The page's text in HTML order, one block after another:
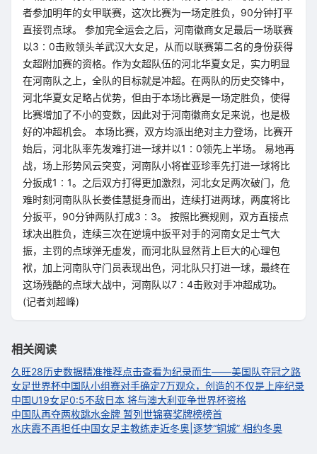
者参加明年的女甲联赛，这次比赛为一场定胜负，90分钟打平
直接罚点球。 参加完全运会之后，河南徽商女足最后一场联赛
以3∶0击败领头羊武汉大女足，从而以联赛第二名的身份获得
女超附加赛的资格。作为女超队伍的河北华夏女足，实力明显
在河南队之上，全队的目标就是冲超。在两队的历史交锋中，
河北华夏女足略占优势，但由于本场比赛是一场定胜负，使得
比赛增加了不小的变数，因此对于河南徽商女足来说，也是极
好的冲超机会。 本场比赛，双方均派出绝对主力登场，比赛开
始后，河北队率先发难打进一球并以1∶0领先上半场。 易地再
战，场上形势风云突变，河南队小将崔亚珍率先打进一球将比
分扳成1∶1。之后双方打得更加激烈，河北女足两次破门，危
难时刻河南队队长娄佳慧挺身而出，连续打进两球，两度将比
分扳平，90分钟两队打成3∶3。 按照比赛规则，双方直接点
球决出胜负，连续三次在逆境中扳平对手的河南女足士气大
振，主罚的点球弹无虚发，而河北队显然背上巨大的心理包
袱，加上河南队守门员表现出色，河北队只打进一球，最终在
这场残酷的点球大战中，河南队以7∶4击败对手冲超成功。
(记者刘超峰)
相关阅读
久旺28历史数据精准推荐点击查看为纪录而生——美国队夺冠之路
女足世界杯中国队小组赛对手确定7万观众，创造的不仅是上座纪录
中国U19女足0:5不敌日本 将与澳大利亚争世界杯资格
中国队再夺两枚跳水金牌 暂列世锦赛奖牌榜榜首
水庆霞不再担任中国女足主教练走近冬奥|逐梦“铜城” 相约冬奥